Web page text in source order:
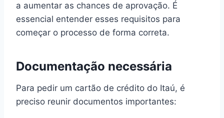
a aumentar as chances de aprovação. É
essencial entender esses requisitos para
começar o processo de forma correta.
Documentação necessária
Para pedir um cartão de crédito do Itaú, é
preciso reunir documentos importantes: